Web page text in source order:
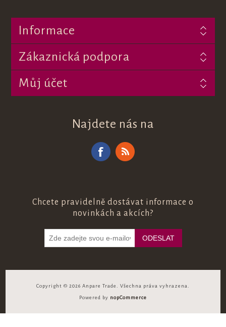
Informace
Zákaznická podpora
Můj účet
Najdete nás na
Chcete pravidelně dostávat informace o
novinkách a akcích?
Copyright © 2026 Anpare Trade. Všechna práva vyhrazena.
Powered by nopCommerce